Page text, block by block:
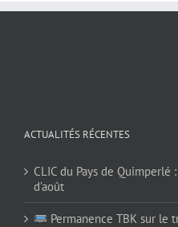
ACTUALITÉS RÉCENTES
CLIC du Pays de
d’août
Permanence TBK sur le